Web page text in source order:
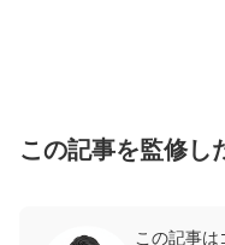
この記事を監修し
この記事